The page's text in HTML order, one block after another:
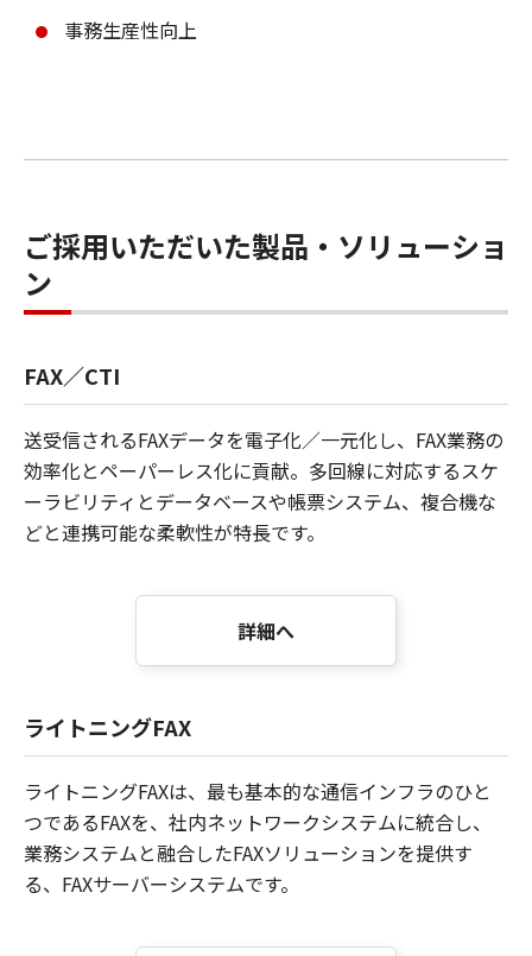
事務生産性向上
ご採用いただいた製品・ソリューショ
ン
FAX／CTI
送受信されるFAXデータを電子化／一元化し、FAX業務の
効率化とペーパーレス化に貢献。多回線に対応するスケ
ーラビリティとデータベースや帳票システム、複合機な
どと連携可能な柔軟性が特長です。
詳細へ
ライトニングFAX
ライトニングFAXは、最も基本的な通信インフラのひと
つであるFAXを、社内ネットワークシステムに統合し、
業務システムと融合したFAXソリューションを提供す
る、FAXサーバーシステムです。